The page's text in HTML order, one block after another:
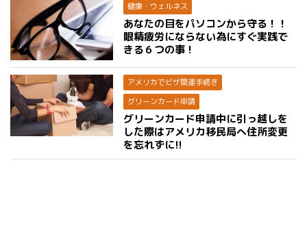
健康・ウェルネス
あなたの目をパソコンから守る！！
眼精疲労にならない為にすぐ実践で
きる６つの事！
アメリカでビザ関連手続き
グリーンカード申請
グリーンカード申請中に引っ越しを
した際はアメリカ移民局へ住所変更
を忘れずに!!